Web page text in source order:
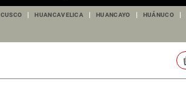
CUSCO HUANCAVELICA HUANCAYO HUÁNUCO